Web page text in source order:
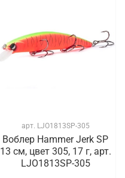
арт. LJO1813SP-305
Воблер Hammer Jerk SP
13 см, цвет 305, 17 г, арт.
LJO1813SP-305